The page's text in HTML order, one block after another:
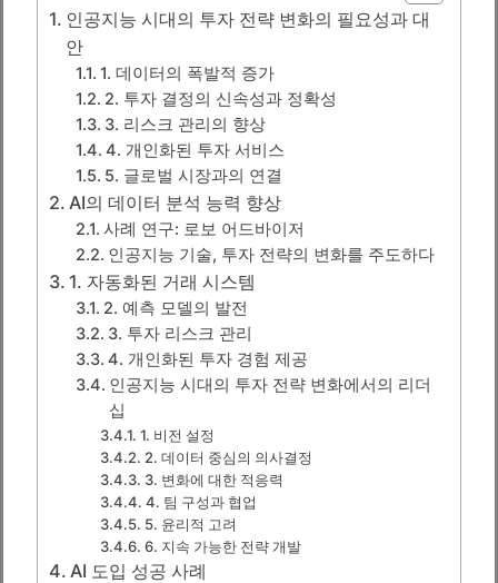
인공지능 시대의 투자 전략 변화의 필요성과 대
안
1. 데이터의 폭발적 증가
2. 투자 결정의 신속성과 정확성
3. 리스크 관리의 향상
4. 개인화된 투자 서비스
5. 글로벌 시장과의 연결
AI의 데이터 분석 능력 향상
사례 연구: 로보 어드바이저
인공지능 기술, 투자 전략의 변화를 주도하다
1. 자동화된 거래 시스템
2. 예측 모델의 발전
3. 투자 리스크 관리
4. 개인화된 투자 경험 제공
인공지능 시대의 투자 전략 변화에서의 리더
십
1. 비전 설정
2. 데이터 중심의 의사결정
3. 변화에 대한 적응력
4. 팀 구성과 협업
5. 윤리적 고려
6. 지속 가능한 전략 개발
AI 도입 성공 사례